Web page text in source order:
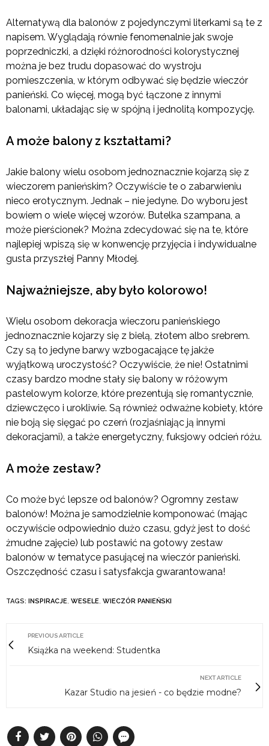
Alternatywą dla balonów z pojedynczymi literkami są te z
napisem. Wyglądają równie fenomenalnie jak swoje
poprzedniczki, a dzięki różnorodności kolorystycznej
można je bez trudu dopasować do wystroju
pomieszczenia, w którym odbywać się będzie wieczór
panieński. Co więcej, mogą być łączone z innymi
balonami, układając się w spójną i jednolitą kompozycję.
A może balony z kształtami?
Jakie balony wielu osobom jednoznacznie kojarzą się z
wieczorem panieńskim? Oczywiście te o zabarwieniu
nieco erotycznym. Jednak – nie jedyne. Do wyboru jest
bowiem o wiele więcej wzorów. Butelka szampana, a
może pierścionek? Można zdecydować się na te, które
najlepiej wpiszą się w konwencję przyjęcia i indywidualne
gusta przyszłej Panny Młodej.
Najważniejsze, aby było kolorowo!
Wielu osobom dekoracja wieczoru panieńskiego
jednoznacznie kojarzy się z bielą, złotem albo srebrem.
Czy są to jedyne barwy wzbogacające tę jakże
wyjątkową uroczystość? Oczywiście, że nie! Ostatnimi
czasy bardzo modne stały się balony w różowym
pastelowym kolorze, które prezentują się romantycznie,
dziewczęco i urokliwie. Są również odważne kobiety, które
nie boją się sięgać po czerń (rozjaśniając ją innymi
dekoracjami), a także energetyczny, fuksjowy odcień różu.
A może zestaw?
Co może być lepsze od balonów? Ogromny zestaw
balonów! Można je samodzielnie komponować (mając
oczywiście odpowiednio dużo czasu, gdyż jest to dość
żmudne zajęcie) lub postawić na gotowy zestaw
balonów w tematyce pasującej na wieczór panieński.
Oszczędność czasu i satysfakcja gwarantowana!
TAGS: INSPIRACJE, WESELE, WIECZÓR PANIEŃSKI
PREVIOUS ARTICLE
Książka na weekend: Studentka
NEXT ARTICLE
Kazar Studio na jesień - co będzie modne?